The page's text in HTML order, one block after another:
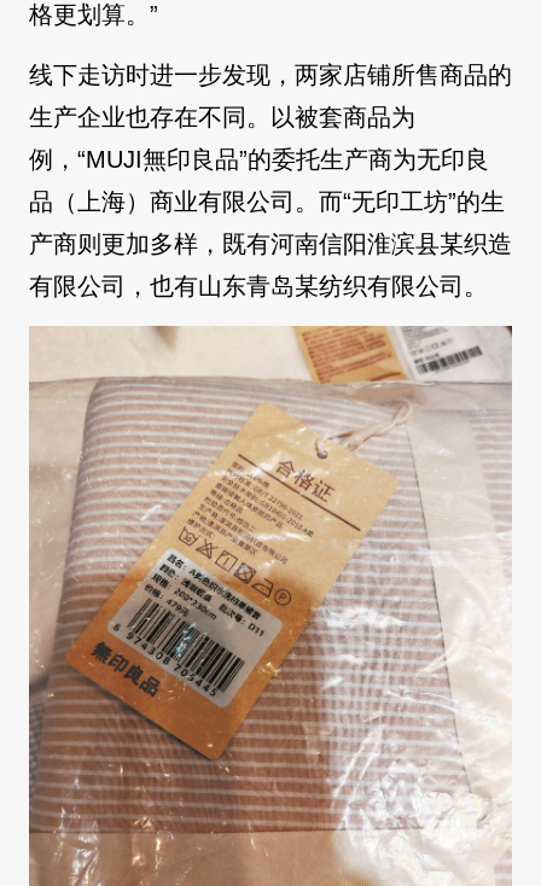
格更划算。”
线下走访时进一步发现，两家店铺所售商品的
生产企业也存在不同。以被套商品为
例，“MUJI無印良品”的委托生产商为无印良
品（上海）商业有限公司。而“无印工坊”的生
产商则更加多样，既有河南信阳淮滨县某织造
有限公司，也有山东青岛某纺织有限公司。